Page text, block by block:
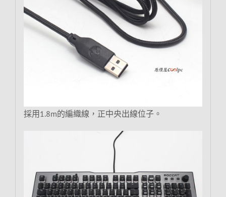
採用1.8m的編織線，正中央出線位子。